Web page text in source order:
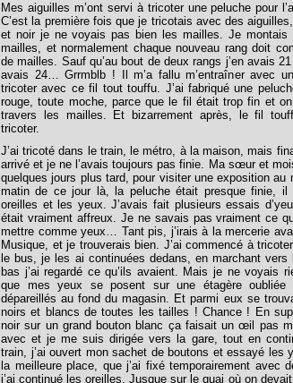
Mes aiguilles m’ont servi à tricoter une peluche pour
C’est la première fois que je tricotais avec des
et noir je ne voyais pas bien les mailles. Je montais
mailles, et normalement chaque nouveau rang doit
de mailles. Sauf qu’au bout de deux rangs j’en avais
avais 24… Grrmblb ! Il m’a fallu m’entraîner avec
tricoter avec ce fil tout touffu. J’ai fabriqué une
rouge, toute moche, parce que le fil était trop fin et
travers les mailles. Et bizarrement après, le fil
tricoter.
J’ai tricoté dans le train, le métro, à la maison, mais
arrivé et je ne l’avais toujours pas finie. Ma sœur et
quelques jours plus tard, pour visiter une exposition au
matin de ce jour là, la peluche était presque finie, il
oreilles et les yeux. J’avais fait plusieurs essais
était vraiment affreux. Je ne savais pas vraiment ce
mettre comme yeux… Tant pis, j’irais à la mercerie
Musique, et je trouverais bien. J’ai commencé à
le bus, je les ai continuées dedans, en marchant
bas j’ai regardé ce qu’ils avaient. Mais je ne voyais
que mes yeux se posent sur une étagère oubliée
dépareillés au fond du magasin. Et parmi eux se
noirs et blancs de toutes les tailles ! Chance ! En
noir sur un grand bouton blanc ça faisait un œil pas
avec et je me suis dirigée vers la gare, tout en
train, j’ai ouvert mon sachet de boutons et essayé les
la meilleure place, que j’ai fixé temporairement avec
j’ai continué les oreilles. Jusque sur le quai où on